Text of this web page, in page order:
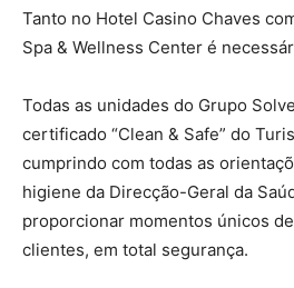
Tanto no Hotel Casino Chaves
Spa & Wellness Center é
Todas as unidades do Grupo
certificado “Clean & Safe” do
cumprindo com todas as
higiene da Direcção-Geral da
proporcionar momentos únicos
clientes, em total segurança.